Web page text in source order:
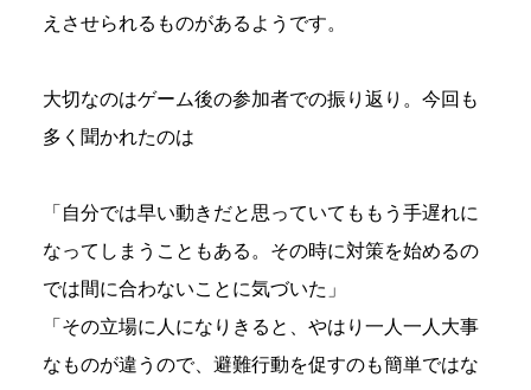
えさせられるものがあるようです。
大切なのはゲーム後の参加者での振り返り。今回も
多く聞かれたのは
「自分では早い動きだと思っていてももう手遅れに
なってしまうこともある。その時に対策を始めるの
では間に合わないことに気づいた」
「その立場に人になりきると、やはり一人一人大事
なものが違うので、避難行動を促すのも簡単ではな